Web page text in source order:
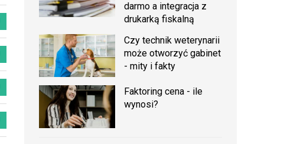
darmo a integracja z
drukarką fiskalną
Czy technik weterynarii
może otworzyć gabinet
- mity i fakty
Faktoring cena - ile
wynosi?